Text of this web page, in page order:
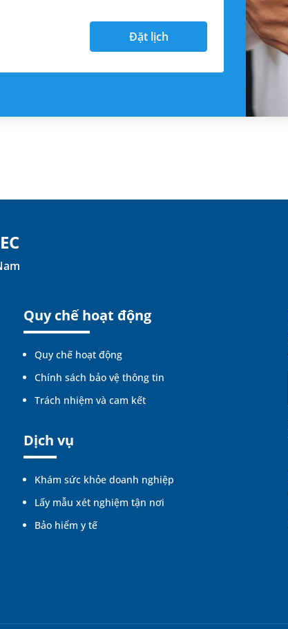
Đặt lịch
Quy chế hoạt động
Quy chế hoạt động
Chính sách bảo vệ thông tin
Trách nhiệm và cam kết
Dịch vụ
Khám sức khỏe doanh nghiệp
Lấy mẫu xét nghiệm tận nơi
Bảo hiểm y tế